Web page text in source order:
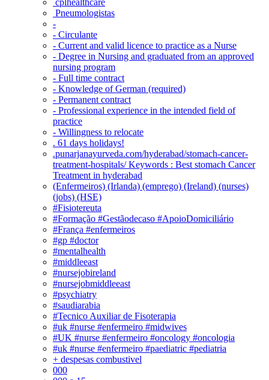
Pneumologistas
-
- Circulante
- Current and valid licence to practice as a Nurse
- Degree in Nursing and graduated from an approved
nursing program
- Full time contract
- Knowledge of German (required)
- Permanent contract
- Professional experience in the intended field of
practice
- Willingness to relocate
. 61 days holidays!
.punarjanayurveda.com/hyderabad/stomach-cancer-
treatment-hospitals/ Keywords : Best stomach Cancer
Treatment in hyderabad
(Enfermeiros) (Irlanda) (emprego) (Ireland) (nurses)
(jobs) (HSE)
#Fisiotereuta
#Formação #Gestãodecaso #ApoioDomiciliário
#França #enfermeiros
#gp #doctor
#mentalhealth
#middleeast
#nursejobireland
#nursejobmiddleeast
#psychiatry
#saudiarabia
#Tecnico Auxiliar de Fisoterapia
#uk #nurse #enfermeiro #midwives
#UK #nurse #enfermeiro #oncology #oncologia
#uk #nurse #enfermeiro #paediatric #pediatria
+ despesas combustivel
000